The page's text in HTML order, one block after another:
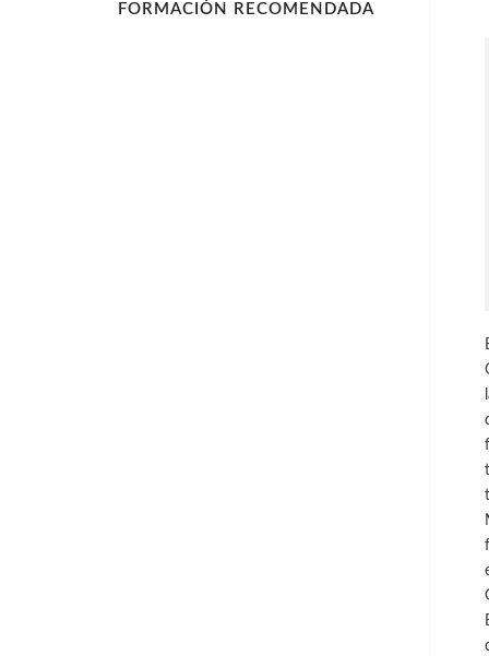
FORMACIÓN RECOMENDADA